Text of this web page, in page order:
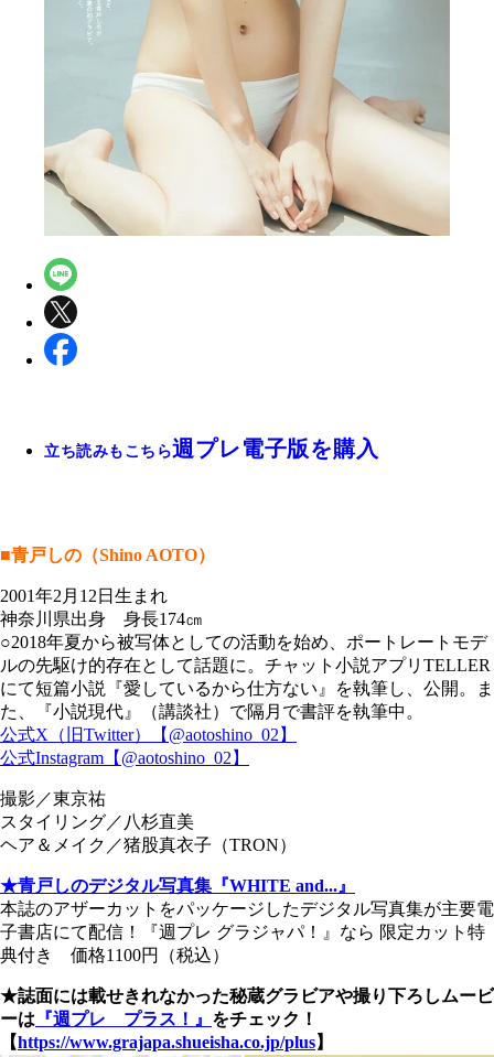
立ち読みもこちら週プレ電子版を購入
■青戸しの（Shino AOTO）
2001年2月12日生まれ
神奈川県出身 身長174㎝
○2018年夏から被写体としての活動を始め、ポートレートモデ
ルの先駆け的存在として話題に。チャット小説アプリTELLER
にて短篇小説『愛しているから仕方ない』を執筆し、公開。ま
た、『小説現代』（講談社）で隔月で書評を執筆中。
公式X（旧Twitter）【@aotoshino_02】
公式Instagram【@aotoshino_02】
撮影／東京祐
スタイリング／八杉直美
ヘア＆メイク／猪股真衣子（TRON）
★青戸しのデジタル写真集『WHITE and...』
本誌のアザーカットをパッケージしたデジタル写真集が主要電
子書店にて配信！『週プレ グラジャパ！』なら 限定カット特
典付き 価格1100円（税込）
★誌面には載せきれなかった秘蔵グラビアや撮り下ろしムービ
ーは 『週プレ プラス！』 をチェック！
【https://www.grajapa.shueisha.co.jp/plus】